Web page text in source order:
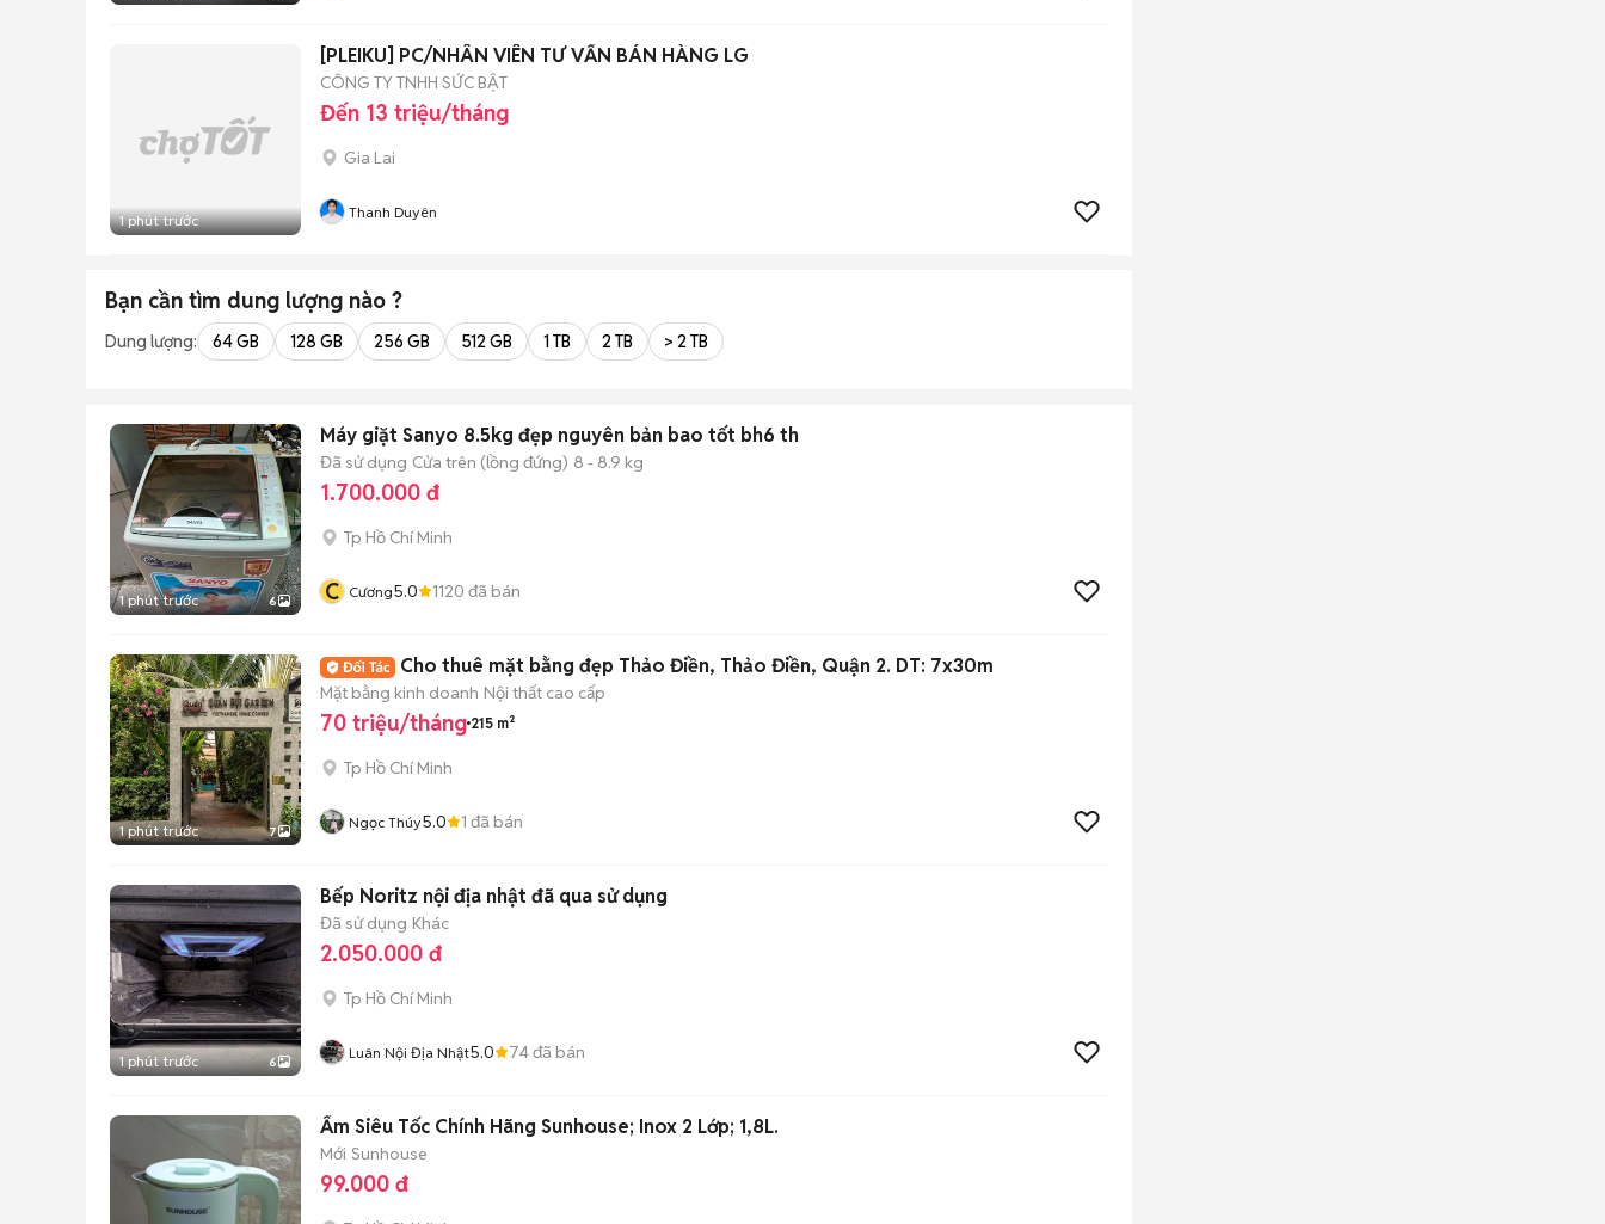
1 phút trước
[PLEIKU] PC/NHÂN VIÊN TƯ VẤN BÁN HÀNG LG
CÔNG TY TNHH SỨC BẬT
Đến 13 triệu/tháng
Gia Lai
Thanh Duyên
Bạn cần tìm dung lượng nào ?
Dung lượng: 64 GB 128 GB 256 GB 512 GB 1 TB 2 TB > 2 TB
1 phút trước 6
Máy giặt Sanyo 8.5kg đẹp nguyên bản bao tốt bh6 th
Đã sử dụng Cửa trên (lồng đứng) 8 - 8.9 kg
1.700.000 đ
Tp Hồ Chí Minh
C Cương5.0 1120 đã bán
1 phút trước 7
Cho thuê mặt bằng đẹp Thảo Điền, Thảo Điền, Quận 2. DT: 7x30m
Mặt bằng kinh doanh Nội thất cao cấp
70 triệu/tháng 215 m²
Tp Hồ Chí Minh
Ngọc Thúy5.0 1 đã bán
1 phút trước 6
Bếp Noritz nội địa nhật đã qua sử dụng
Đã sử dụng Khác
2.050.000 đ
Tp Hồ Chí Minh
Luân Nội Địa Nhật5.0 74đã bán
Ấm Siêu Tốc Chính Hãng Sunhouse; Inox 2 Lớp; 1,8L.
Mới Sunhouse
99.000 đ